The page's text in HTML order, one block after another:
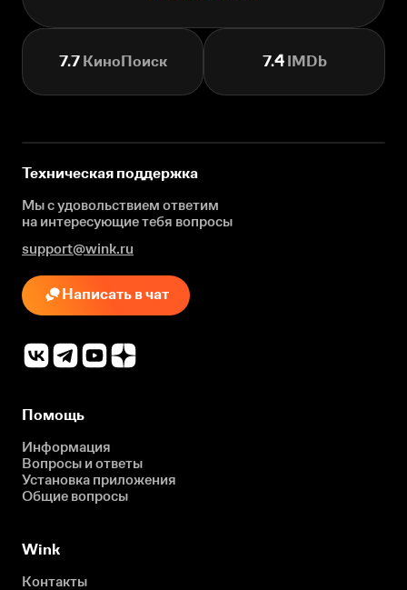
7.7КиноПоиск 7.4IMDb
Техническая поддержка
Мы с удовольствием ответим
на интересующиетебя вопросы
support@wink.ru
Написать в чат
Помощь
Информация
Вопросы и ответы
Установка приложения
Общие вопросы
Wink
Контакты